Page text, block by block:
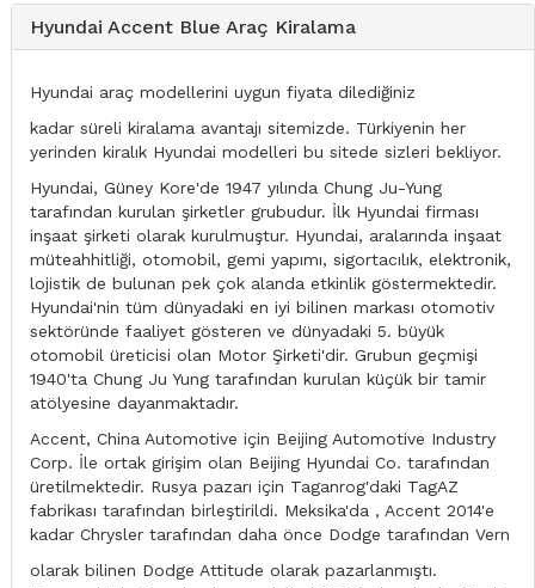
Hyundai Accent Blue Araç Kiralama
Hyundai araç modellerini uygun fiyata dilediğiniz
kadar süreli kiralama avantajı sitemizde. Türkiyenin her
yerinden kiralık Hyundai modelleri bu sitede sizleri bekliyor.
Hyundai, Güney Kore'de 1947 yılında Chung Ju-Yung
tarafından kurulan şirketler grubudur. İlk Hyundai firması
inşaat şirketi olarak kurulmuştur. Hyundai, aralarında inşaat
müteahhitliği, otomobil, gemi yapımı, sigortacılık, elektronik,
lojistik de bulunan pek çok alanda etkinlik göstermektedir.
Hyundai'nin tüm dünyadaki en iyi bilinen markası otomotiv
sektöründe faaliyet gösteren ve dünyadaki 5. büyük
otomobil üreticisi olan Motor Şirketi'dir. Grubun geçmişi
1940'ta Chung Ju Yung tarafından kurulan küçük bir tamir
atölyesine dayanmaktadır.
Accent, China Automotive için Beijing Automotive Industry
Corp. İle ortak girişim olan Beijing Hyundai Co. tarafından
üretilmektedir. Rusya pazarı için Taganrog'daki TagAZ
fabrikası tarafından birleştirildi. Meksika'da , Accent 2014'e
kadar Chrysler tarafından daha önce Dodge tarafından Vern
olarak bilinen Dodge Attitude olarak pazarlanmıştı.